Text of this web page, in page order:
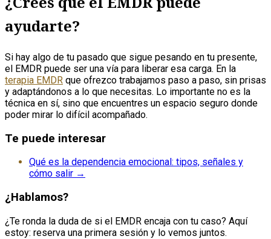
ayudarte?
Si hay algo de tu pasado que sigue pesando en tu presente,
el EMDR puede ser una vía para liberar esa carga. En la
terapia EMDR que ofrezco trabajamos paso a paso, sin prisas
y adaptándonos a lo que necesitas. Lo importante no es la
técnica en sí, sino que encuentres un espacio seguro donde
poder mirar lo difícil acompañado.
Te puede interesar
Qué es la dependencia emocional: tipos, señales y
cómo salir →
¿Hablamos?
¿Te ronda la duda de si el EMDR encaja con tu caso? Aquí
estoy: reserva una primera sesión y lo vemos juntos.